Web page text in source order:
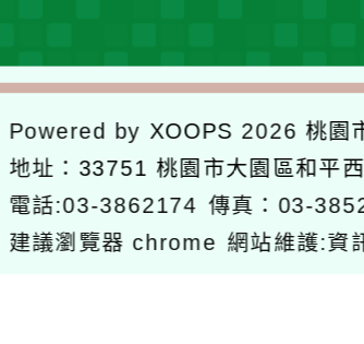
單
Powered by XOOPS 2026桃園
地址： 33751 桃園市大園區和平
電話:03-3862174 傳真：03-
建議瀏覽器 chrome 網站維護:資